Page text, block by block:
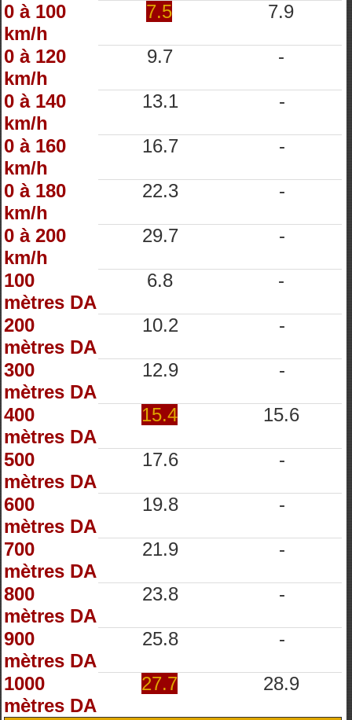
0 à 100
km/h
7.5 7.9
0 à 120
km/h
9.7 -
0 à 140
km/h
13.1 -
0 à 160
km/h
16.7 -
0 à 180
km/h
22.3 -
0 à 200
km/h
29.7 -
100
mètres DA
6.8 -
200
mètres DA
10.2 -
300
mètres DA
12.9 -
400
mètres DA
15.4 15.6
500
mètres DA
17.6 -
600
mètres DA
19.8 -
700
mètres DA
21.9 -
800
mètres DA
23.8 -
900
mètres DA
25.8 -
1000
mètres DA
27.7 28.9